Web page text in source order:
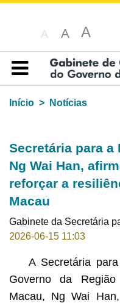
A A A
Índice
Início
Notícias
Secretária para a
Ng Wai Han,
reforçar a
Macau
Gabinete da Secretária
2026-06-15 11:03
A Secretária
Governo da
Macau, Ng Wai